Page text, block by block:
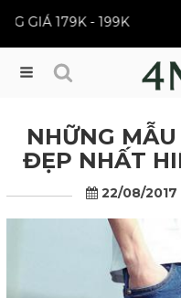
BEST SELLER | ĐỒNG
Menu
NHỮNG
ĐẸP NHẤT
22/08/2017